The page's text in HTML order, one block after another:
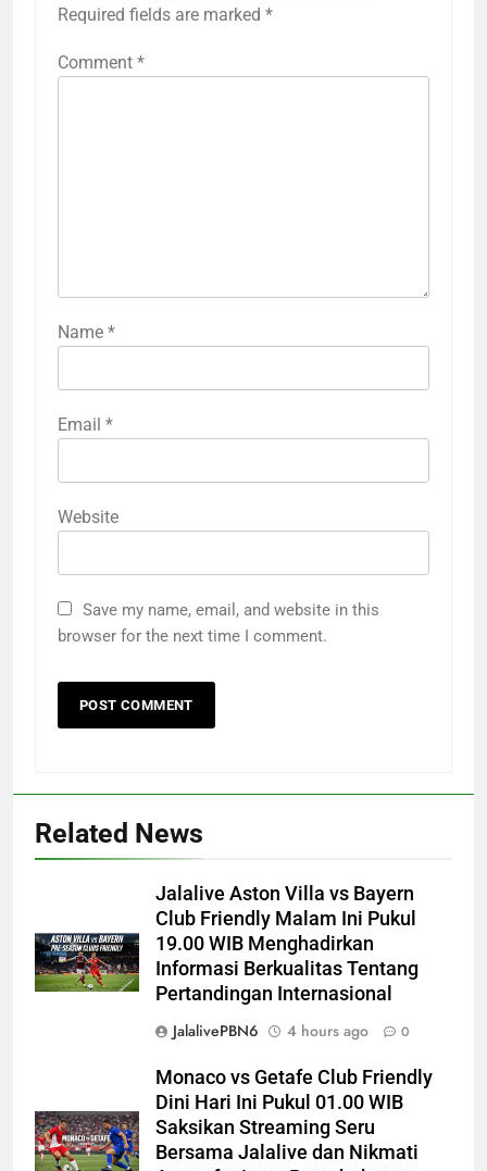
Required fields are marked *
Comment *
Name *
Email *
Website
Save my name, email, and website in this
browser for the next time I comment.
Related News
Jalalive Aston Villa vs Bayern
Club Friendly Malam Ini Pukul
19.00 WIB Menghadirkan
Informasi Berkualitas Tentang
Pertandingan Internasional
JalalivePBN6
4 hours ago 0
Monaco vs Getafe Club Friendly
Dini Hari Ini Pukul 01.00 WIB
Saksikan Streaming Seru
Bersama Jalalive dan Nikmati